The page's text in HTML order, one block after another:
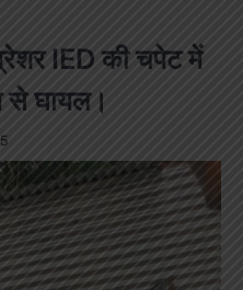
प्रेशर IED की चपेट में
से घायल।